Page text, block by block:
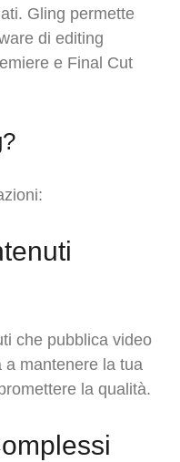
Gling permette
di editing
e Final Cut
che pubblica video
a mantenere la tua
la qualità.